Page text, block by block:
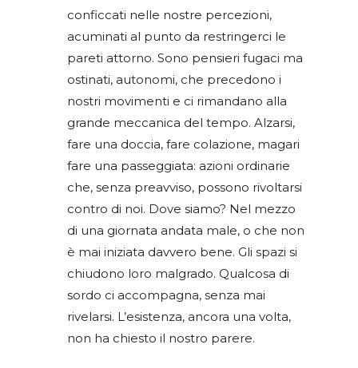
conficcati nelle nostre percezioni,
acuminati al punto da restringerci le
pareti attorno. Sono pensieri fugaci ma
ostinati, autonomi, che precedono i
nostri movimenti e ci rimandano alla
grande meccanica del tempo. Alzarsi,
fare una doccia, fare colazione, magari
fare una passeggiata: azioni ordinarie
che, senza preavviso, possono rivoltarsi
contro di noi. Dove siamo? Nel mezzo
di una giornata andata male, o che non
è mai iniziata davvero bene. Gli spazi si
chiudono loro malgrado. Qualcosa di
sordo ci accompagna, senza mai
rivelarsi. L’esistenza, ancora una volta,
non ha chiesto il nostro parere.